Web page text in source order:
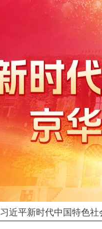
习近平新时代中国特色